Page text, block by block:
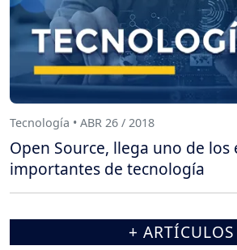
Tecnología • ABR 26 / 2018
Open Source, llega uno de los
importantes de tecnología
+ ARTÍCULOS